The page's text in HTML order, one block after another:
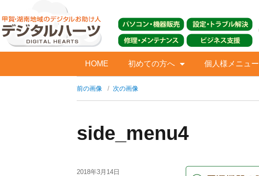
HOME 初めての方へ 個人様メニュー
前の画像 次の画像
side_menu4
2018年3月14日